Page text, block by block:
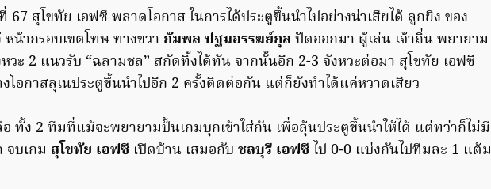
67 สุโขทัย เอฟซี พลาดโอกาส ในการได้ประตูขึ้นนำไปอย่างน่าเสียได้ ลูกยิง ของ
หน้ากรอบเขตโทษ ทางขวา กัมพล ปฐมอรรฆย์กุล ปัดออกมา ผู้เล่น เจ้าถิ่น พยายาม
วะ 2 แนวรับ “ฉลามชล” สกัดทิ้งได้ทัน จากนั้นอีก 2-3 จังหวะต่อมา สุโขทัย เอฟซี
งโอกาสลุเนประตูขึ้นนำไปอีก 2 ครั้งติดต่อกัน แต่ก็ยังทำได้แค่หวาดเสียว
อ ทั้ง 2 ทีมที่แม้จะพยายามปั้นเกมบุกเข้าใส่กัน เพื่อลุ้นประตูขึ้นนำให้ได้ แต่ทว่าก็ไม่มี
จบเกม สุโขทัย เอฟซี เปิดบ้าน เสมอกับ ชลบุรี เอฟซี ไป 0-0 แบ่งกันไปทีมละ 1 แต้ม